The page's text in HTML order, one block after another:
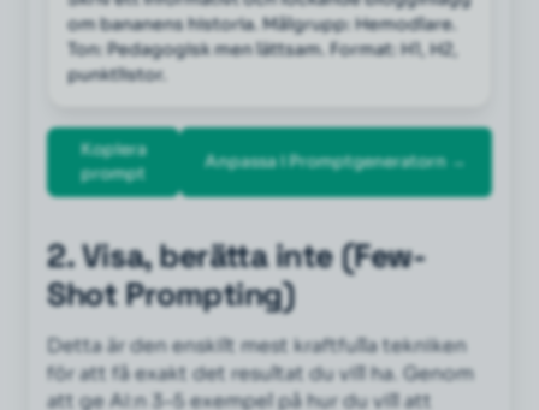
om bananens historia. Målgrupp: Hemodlare.
Ton: Pedagogisk men lättsam. Format: H1, H2,
punktlistor.
Kopiera
prompt
Anpassa i Promptgeneratorn →
2. Visa, berätta inte (Few-
Shot Prompting)
Detta är den enskilt mest kraftfulla tekniken
för att få exakt det resultat du vill ha. Genom
att ge AI:n 3–5 exempel på hur du vill att